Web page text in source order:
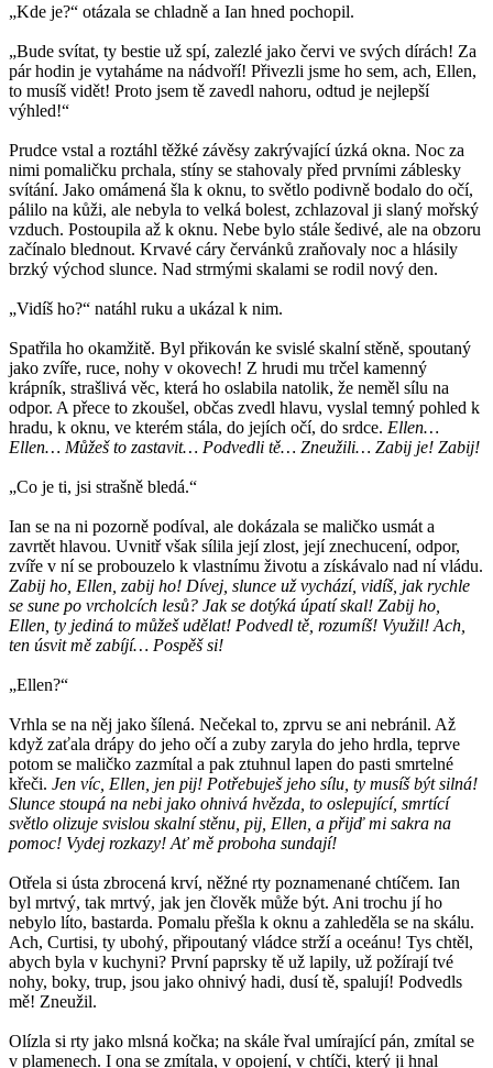
„Kde je?“ otázala se chladně a Ian hned pochopil.
„Bude svítat, ty bestie už spí, zalezlé jako červi ve svých dírách! Za
pár hodin je vytaháme na nádvoří! Přivezli jsme ho sem, ach, Ellen,
to musíš vidět! Proto jsem tě zavedl nahoru, odtud je nejlepší
výhled!“
Prudce vstal a roztáhl těžké závěsy zakrývající úzká okna. Noc za
nimi pomaličku prchala, stíny se stahovaly před prvními záblesky
svítání. Jako omámená šla k oknu, to světlo podivně bodalo do očí,
pálilo na kůži, ale nebyla to velká bolest, zchlazoval ji slaný mořský
vzduch. Postoupila až k oknu. Nebe bylo stále šedivé, ale na obzoru
začínalo blednout. Krvavé cáry červánků zraňovaly noc a hlásily
brzký východ slunce. Nad strmými skalami se rodil nový den.
„Vidíš ho?“ natáhl ruku a ukázal k nim.
Spatřila ho okamžitě. Byl přikován ke svislé skalní stěně, spoutaný
jako zvíře, ruce, nohy v okovech! Z hrudi mu trčel kamenný
krápník, strašlivá věc, která ho oslabila natolik, že neměl sílu na
odpor. A přece to zkoušel, občas zvedl hlavu, vyslal temný pohled k
hradu, k oknu, ve kterém stála, do jejích očí, do srdce. Ellen…
Ellen… Můžeš to zastavit… Podvedli tě… Zneužili… Zabij je! Zabij!
„Co je ti, jsi strašně bledá.“
Ian se na ni pozorně podíval, ale dokázala se maličko usmát a
zavrtět hlavou. Uvnitř však sílila její zlost, její znechucení, odpor,
zvíře v ní se probouzelo k vlastnímu životu a získávalo nad ní vládu.
Zabij ho, Ellen, zabij ho! Dívej, slunce už vychází, vidíš, jak rychle
se sune po vrcholcích lesů? Jak se dotýká úpatí skal! Zabij ho,
Ellen, ty jediná to můžeš udělat! Podvedl tě, rozumíš! Využil! Ach,
ten úsvit mě zabíjí… Pospěš si!
„Ellen?“
Vrhla se na něj jako šílená. Nečekal to, zprvu se ani nebránil. Až
když zaťala drápy do jeho očí a zuby zaryla do jeho hrdla, teprve
potom se maličko zazmítal a pak ztuhnul lapen do pasti smrtelné
křeči. Jen víc, Ellen, jen pij! Potřebuješ jeho sílu, ty musíš být silná!
Slunce stoupá na nebi jako ohnivá hvězda, to oslepující, smrtící
světlo olizuje svislou skalní stěnu, pij, Ellen, a přijď mi sakra na
pomoc! Vydej rozkazy! Ať mě proboha sundají!
Otřela si ústa zbrocená krví, něžné rty poznamenané chtíčem. Ian
byl mrtvý, tak mrtvý, jak jen člověk může být. Ani trochu jí ho
nebylo líto, bastarda. Pomalu přešla k oknu a zahleděla se na skálu.
Ach, Curtisi, ty ubohý, připoutaný vládce strží a oceánu! Tys chtěl,
abych byla v kuchyni? První paprsky tě už lapily, už požírají tvé
nohy, boky, trup, jsou jako ohnivý hadi, dusí tě, spalují! Podvedls
mě! Zneužil.
Olízla si rty jako mlsná kočka; na skále řval umírající pán, zmítal se
v plamenech. I ona se zmítala, v opojení, v chtíči, který ji hnal